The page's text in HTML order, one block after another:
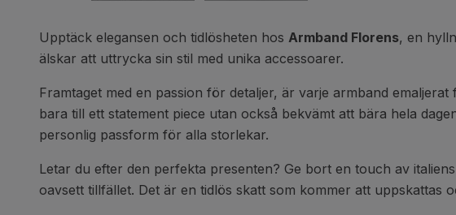
Upptäck elegansen och tidlösheten hos Armband Florens, en
älskar att uttrycka sin stil med unika accessoarer.
Framtaget med en passion för detaljer, är varje armband
bara till ett statement piece utan också bekvämt att bära hela
personlig passform för alla storlekar.
Letar du efter den perfekta presenten? Ge bort en touch av
oavsett tillfället. Det är en tidlös skatt som kommer att uppskattas